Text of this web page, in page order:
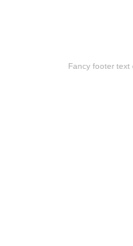
Fancy footer